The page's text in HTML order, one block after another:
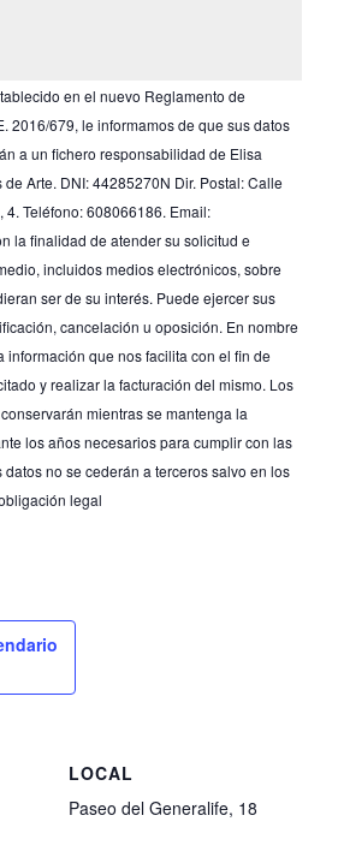
en el nuevo Reglamento de
2016/679, le informamos de que sus datos
a un fichero responsabilidad de Elisa
Arte. DNI: 44285270N Dir. Postal: Calle
Teléfono: 608066186. Email:
la finalidad de atender su solicitud e
incluidos medios electrónicos, sobre
ser de su interés. Puede ejercer sus
cancelación u oposición. En nombre
información que nos facilita con el fin de
y realizar la facturación del mismo. Los
mientras se mantenga la
los años necesarios para cumplir con las
no se cederán a terceros salvo en los
legal
LOCAL
Paseo del Generalife, 18